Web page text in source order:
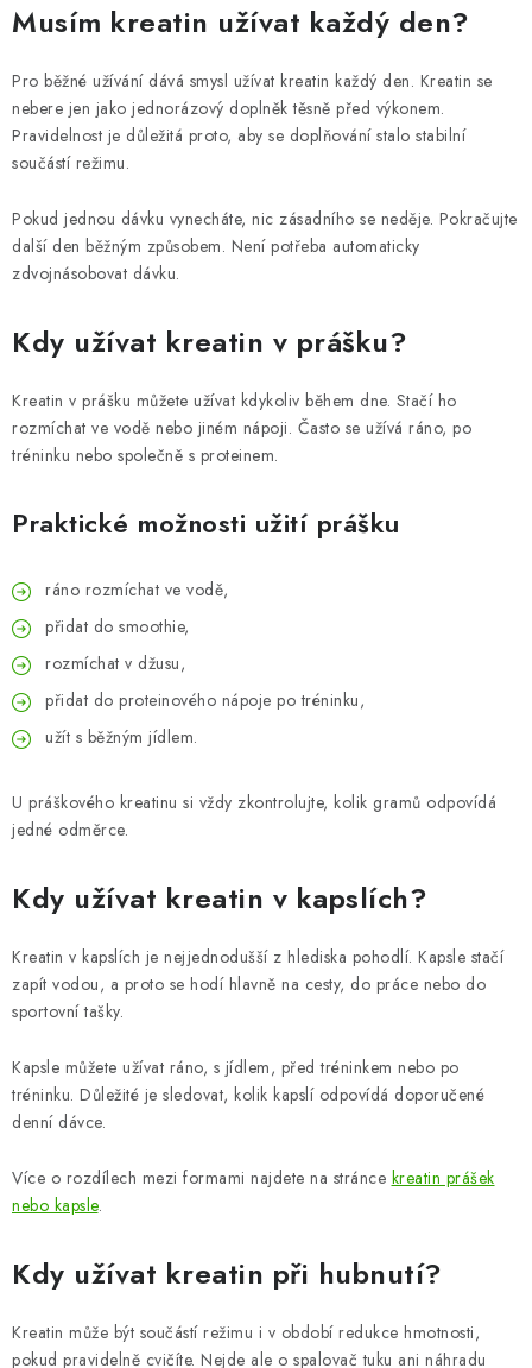
Musím kreatin užívat každý den?
Pro běžné užívání dává smysl užívat kreatin každý den. Kreatin se
nebere jen jako jednorázový doplněk těsně před výkonem.
Pravidelnost je důležitá proto, aby se doplňování stalo stabilní
součástí režimu.
Pokud jednou dávku vynecháte, nic zásadního se neděje. Pokračujte
další den běžným způsobem. Není potřeba automaticky
zdvojnásobovat dávku.
Kdy užívat kreatin v prášku?
Kreatin v prášku můžete užívat kdykoliv během dne. Stačí ho
rozmíchat ve vodě nebo jiném nápoji. Často se užívá ráno, po
tréninku nebo společně s proteinem.
Praktické možnosti užití prášku
ráno rozmíchat ve vodě,
přidat do smoothie,
rozmíchat v džusu,
přidat do proteinového nápoje po tréninku,
užít s běžným jídlem.
U práškového kreatinu si vždy zkontrolujte, kolik gramů odpovídá
jedné odměrce.
Kdy užívat kreatin v kapslích?
Kreatin v kapslích je nejjednodušší z hlediska pohodlí. Kapsle stačí
zapít vodou, a proto se hodí hlavně na cesty, do práce nebo do
sportovní tašky.
Kapsle můžete užívat ráno, s jídlem, před tréninkem nebo po
tréninku. Důležité je sledovat, kolik kapslí odpovídá doporučené
denní dávce.
Více o rozdílech mezi formami najdete na stránce kreatin prášek
nebo kapsle.
Kdy užívat kreatin při hubnutí?
Kreatin může být součástí režimu i v období redukce hmotnosti,
pokud pravidelně cvičíte. Nejde ale o spalovač tuku ani náhradu